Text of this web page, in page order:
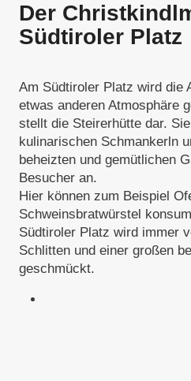
Der
Südtiroler Platz
Am Südtiroler Platz wird die
etwas anderen Atmosphäre
stellt die Steirerhütte dar.
kulinarischen Schmankerln
beheizten und gemütlichen
Besucher an.
Hier können zum Beispiel
Schweinsbratwürstel
Südtiroler Platz wird immer
Schlitten und einer großen
geschmückt.